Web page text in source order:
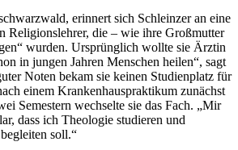
erinnert sich Schleinzer an eine
Religionslehrer, die – wie ihre Großmutter
wurden. Ursprünglich wollte sie Ärztin
in jungen Jahren Menschen heilen“, sagt
Noten bekam sie keinen Studienplatz für
einem Krankenhauspraktikum zunächst
Semestern wechselte sie das Fach. „Mir
dass ich Theologie studieren und
soll.“